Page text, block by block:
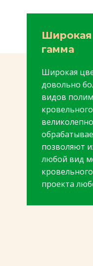
Широкая
гамма
Широкая
довольно
видов
позволяют
любой вид
проекта